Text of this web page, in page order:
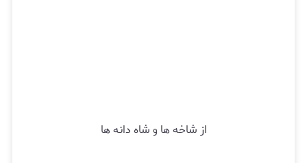
از شاخه ها و شاه دانه ها